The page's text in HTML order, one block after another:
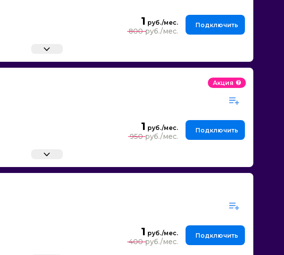
1
800
Подключить
Акция
1
950
Подключить
1
400
Подключить